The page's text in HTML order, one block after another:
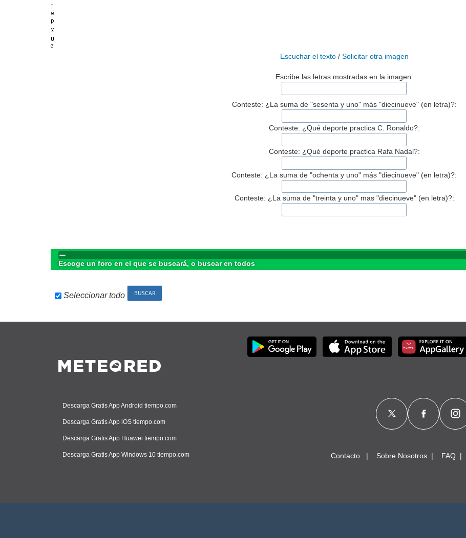
Escuchar el texto/ Solicitar otra imagen
Escribe las letras mostradas en la imagen:
Conteste: ¿La suma de "sesenta y uno" más "diecinueve" (en letra)?:
Conteste: ¿Qué deporte practica C. Ronaldo?:
Conteste: ¿Qué deporte practica Rafa Nadal?:
Conteste: ¿La suma de "ochenta y uno" más "diecinueve" (en letra)?:
Conteste: ¿La suma de "treinta y uno" mas "diecinueve" (en letra)?:
Escoge un foro en el que se buscará, o buscar en todos
Seleccionar todo
Descarga Gratis App Android tiempo.com
Descarga Gratis App iOS tiempo.com
Descarga Gratis App Huawei tiempo.com
Descarga Gratis App Windows 10 tiempo.com Contacto Sobre Nosotros FAQ